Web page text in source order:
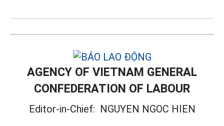
AGENCY OF VIETNAM GENERAL
CONFEDERATION OF LABOUR
Editor-in-Chief: NGUYEN NGOC HIEN